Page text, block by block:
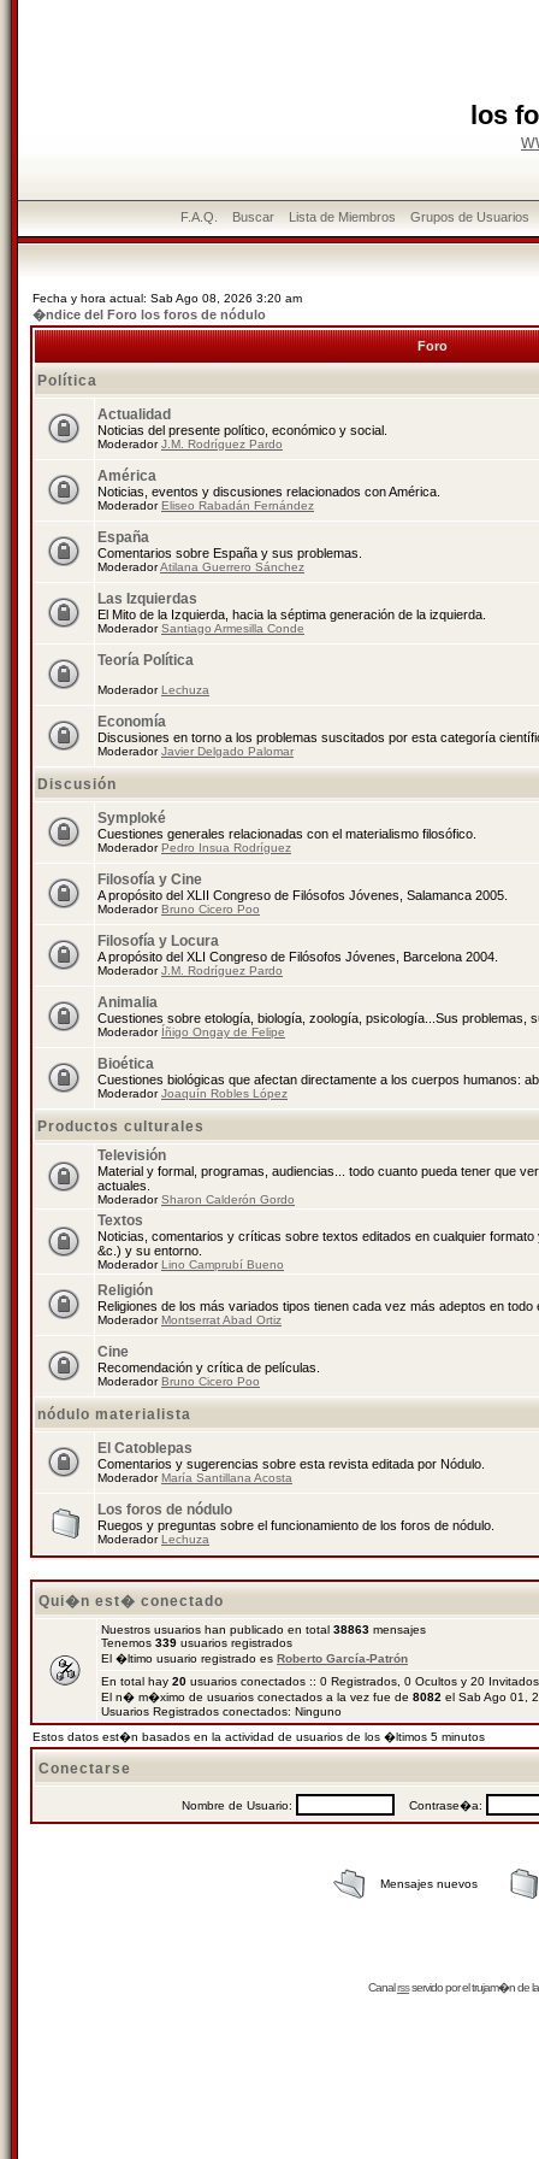
los
F.A.Q. Buscar Lista de Miembros Grupos de Usuarios
Fecha y hora actual: Sab Ago 08, 2026 3:20 am
�ndice del Foro los foros de nódulo
Foro
Política
Actualidad
Noticias del presente político, económico y social.
ModeradorJ.M. Rodríguez Pardo
América
Noticias, eventos y discusiones relacionados con América.
ModeradorEliseo Rabadán Fernández
España
Comentarios sobre España y sus problemas.
ModeradorAtilana Guerrero Sánchez
Las Izquierdas
El Mito de la Izquierda, hacia la séptima generación de la izquierda.
ModeradorSantiago Armesilla Conde
Teoría Política
ModeradorLechuza
Economía
Discusiones en torno a los problemas suscitados por esta categoría
ModeradorJavier Delgado Palomar
Discusión
Symploké
Cuestiones generales relacionadas con el materialismo filosófico.
ModeradorPedro Insua Rodríguez
Filosofía y Cine
A propósito del XLII Congreso de Filósofos Jóvenes, Salamanca 2005.
ModeradorBruno Cicero Poo
Filosofía y Locura
A propósito del XLI Congreso de Filósofos Jóvenes, Barcelona 2004.
ModeradorJ.M. Rodríguez Pardo
Animalia
Cuestiones sobre etología, biología, zoología, psicología...Sus problemas,
Moderador Íñigo Ongay de Felipe
Bioética
Cuestiones biológicas que afectan directamente a los cuerpos humanos:
ModeradorJoaquín Robles López
Productos culturales
Televisión
Material y formal, programas, audiencias... todo cuanto pueda tener que
actuales.
ModeradorSharon Calderón Gordo
Textos
Noticias, comentarios y críticas sobre textos editados en cualquier
&c.) y su entorno.
ModeradorLino Camprubí Bueno
Religión
Religiones de los más variados tipos tienen cada vez más adeptos en todo
ModeradorMontserrat Abad Ortiz
Cine
Recomendación y crítica de películas.
ModeradorBruno Cicero Poo
nódulo materialista
El Catoblepas
Comentarios y sugerencias sobre esta revista editada por Nódulo.
ModeradorMaría Santillana Acosta
Los foros de nódulo
Ruegos y preguntas sobre el funcionamiento de los foros de nódulo.
ModeradorLechuza
Qui�n est� conectado
Nuestros usuarios han publicado en total 38863 mensajes
Tenemos 339 usuarios registrados
El �ltimo usuario registrado es Roberto García-Patrón
En total hay 20 usuarios conectados :: 0 Registrados, 0 Ocultos y 20
El n� m�ximo de usuarios conectados a la vez fue de 8082 el Sab Ago 01,
Usuarios Registrados conectados: Ninguno
Estos datos est�n basados en la actividad de usuarios de los �ltimos 5 minutos
Conectarse
Nombre de Usuario: Contrase�a:
Mensajes nuevos
Canalrssservido por eltrujam�nde